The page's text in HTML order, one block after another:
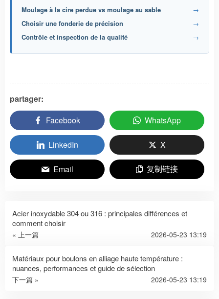
Moulage à la cire perdue vs moulage au sable
→
Choisir une fonderie de précision
→
Contrôle et inspection de la qualité
→
partager:
Facebook
WhatsApp
LinkedIn X
Email 复制链接
Acier inoxydable 304 ou 316 : principales différences et
comment choisir
« 上一篇 2026-05-23 13:19
Matériaux pour boulons en alliage haute température :
nuances, performances et guide de sélection
下一篇 » 2026-05-23 13:19